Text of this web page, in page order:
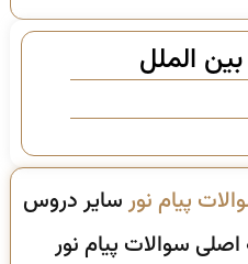
الملل
پیام نورسایر دروس
سوالات پیام نور